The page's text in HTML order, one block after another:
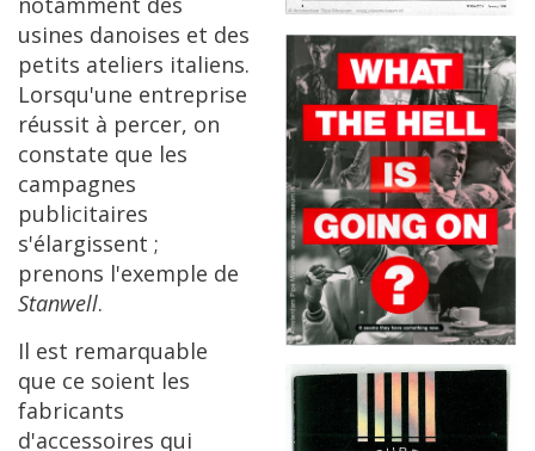
usines danoises et des
petits ateliers italiens.
Lorsqu'une entreprise
réussit à percer, on
constate que les
campagnes
publicitaires
s'élargissent ;
prenons l'exemple de
Stanwell.
Il est remarquable
que ce soient les
fabricants
d'accessoires qui